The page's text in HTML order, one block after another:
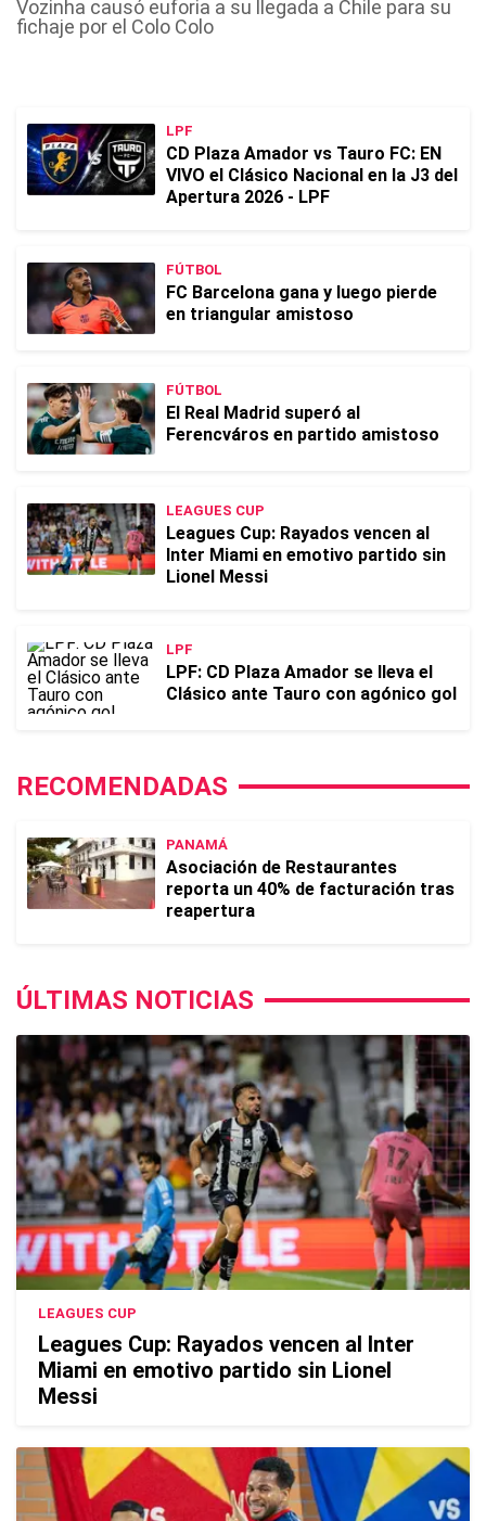
Vozinha causó euforia a su llegada a Chile para su
fichaje por el Colo Colo
LPF
CD Plaza Amador vs Tauro FC: EN
VIVO el Clásico Nacional en la J3 del
Apertura 2026 - LPF
FÚTBOL
FC Barcelona gana y luego pierde
en triangular amistoso
FÚTBOL
El Real Madrid superó al
Ferencváros en partido amistoso
LEAGUES CUP
Leagues Cup: Rayados vencen al
Inter Miami en emotivo partido sin
Lionel Messi
LPF
LPF: CD Plaza Amador se lleva el
Clásico ante Tauro con agónico gol
RECOMENDADAS
PANAMÁ
Asociación de Restaurantes
reporta un 40% de facturación tras
reapertura
ÚLTIMAS NOTICIAS
LEAGUES CUP
Leagues Cup: Rayados vencen al Inter
Miami en emotivo partido sin Lionel
Messi